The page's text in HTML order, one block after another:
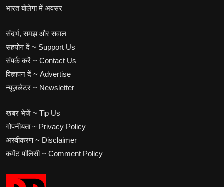
भारत बोलेगा में अवसर
संदर्भ, समझ और सवाल
सहयोग दें ~ Support Us
संपर्क करें ~ Contact Us
विज्ञापन दें ~ Advertise
न्यूज़लेटर ~ Newsletter
खबर भेजें ~ Tip Us
गोपनीयता ~ Privacy Policy
अस्वीकरण ~ Disclaimer
कमेंट पॉलिसी ~ Comment Policy